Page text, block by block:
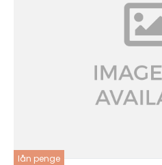
lån penge